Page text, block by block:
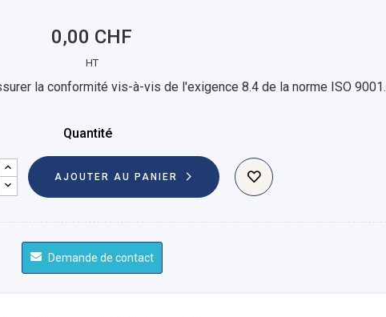
0,00 CHF
HT
la conformité vis-à-vis de l'exigence 8.4 de la norme ISO 9001.
Quantité
AJOUTER AU PANIER
Demande de contact